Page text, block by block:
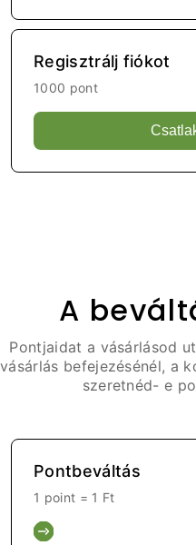
Regisztrálj fiókot
1000 pont
A
Pontjaidat a vásárlásod
vásárlás befejezésénél, a
szeretnéd- e
Pontbeváltás
1 point = 1 Ft